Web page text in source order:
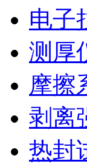
电子
测厚
摩擦
剥离
热封